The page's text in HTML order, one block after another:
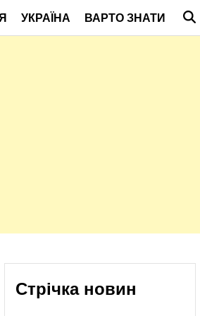
УКРАЇНА ВАРТО ЗНАТИ
Стрічка новин